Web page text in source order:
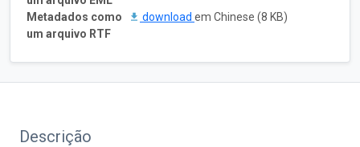
Metadados como
um arquivo RTF
download em Chinese (8 KB)
Descrição